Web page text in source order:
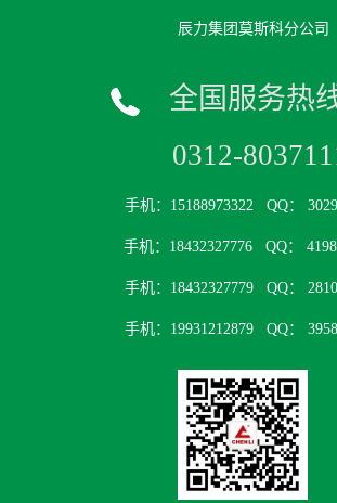
辰力集团莫斯科分公司
全国服务热
0312-
手机：15188973322 QQ：
手机：18432327776 QQ：
手机：18432327779QQ：
手机：19931212879 QQ：